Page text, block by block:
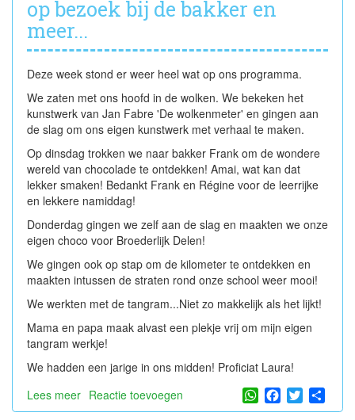
op bezoek bij de bakker en
meer...
Deze week stond er weer heel wat op ons programma.
We zaten met ons hoofd in de wolken. We bekeken het
kunstwerk van Jan Fabre 'De wolkenmeter' en gingen aan
de slag om ons eigen kunstwerk met verhaal te maken.
Op dinsdag trokken we naar bakker Frank om de wondere
wereld van chocolade te ontdekken! Amai, wat kan dat
lekker smaken! Bedankt Frank en Régine voor de leerrijke
en lekkere namiddag!
Donderdag gingen we zelf aan de slag en maakten we onze
eigen choco voor Broederlijk Delen!
We gingen ook op stap om de kilometer te ontdekken en
maakten intussen de straten rond onze school weer mooi!
We werkten met de tangram...Niet zo makkelijk als het lijkt!
Mama en papa maak alvast een plekje vrij om mijn eigen
tangram werkje!
We hadden een jarige in ons midden! Proficiat Laura!
Lees meer over
op
Reactie toevoegen WhatsApp
Facebook
Twitter